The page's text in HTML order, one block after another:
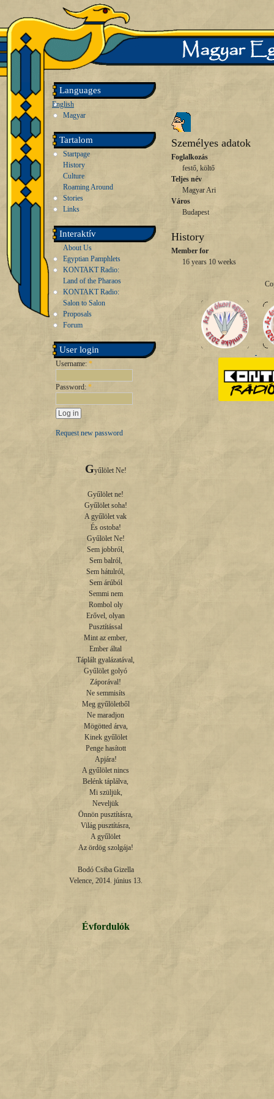
Languages
English
Magyar
Tartalom
Startpage
History
Culture
Roaming Around
Stories
Links
Interaktív
About Us
Egyptian Pamphlets
KONTAKT Radio:
Land of the Pharaos
KONTAKT Radio:
Salon to Salon
Proposals
Forum
User login
Username: *
Password: *
Request new password
Gyűlölet Ne!
Gyűlölet ne!
Gyűlölet soha!
A gyűlölet vak
És ostoba!
Gyűlölet Ne!
Sem jobbról,
Sem balról,
Sem hátulról,
Sem árúból
Semmi nem
Rombol oly
Erővel, olyan
Pusztítással
Mint az ember,
Ember által
Táplált gyalázatával,
Gyűlölet golyó
Záporával!
Ne semmisíts
Meg gyűlöletből
Ne maradjon
Mögötted árva,
Kinek gyűlölet
Penge hasított
Apjára!
A gyűlölet nincs
Belénk táplálva,
Mi szüljük,
Neveljük
Önnön pusztításra,
Világ pusztításra,
A gyűlölet
Az ördög szolgája!
Bodó Csiba Gizella
Velence, 2014. június 13.
Évfordulók
Személyes adatok
Foglalkozás
festő, költő
Teljes név
Magyar Ari
Város
Budapest
History
Member for
16 years 10 weeks